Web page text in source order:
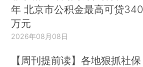
年 北京市公积金最高可贷340
万元
2026年08月08日
【周刊提前读】各地狠抓社保